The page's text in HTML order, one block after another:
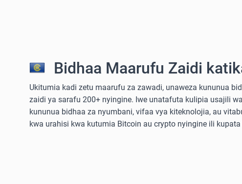
Bidhaa Maarufu Zaidi
Ukitumia kadi zetu maarufu za zawadi, unaweza kununua
zaidi ya sarafu 200+ nyingine. Iwe unatafuta kulipia usajili
kununua bidhaa za nyumbani, vifaa vya kiteknolojia, au
kwa urahisi kwa kutumia Bitcoin au crypto nyingine ili